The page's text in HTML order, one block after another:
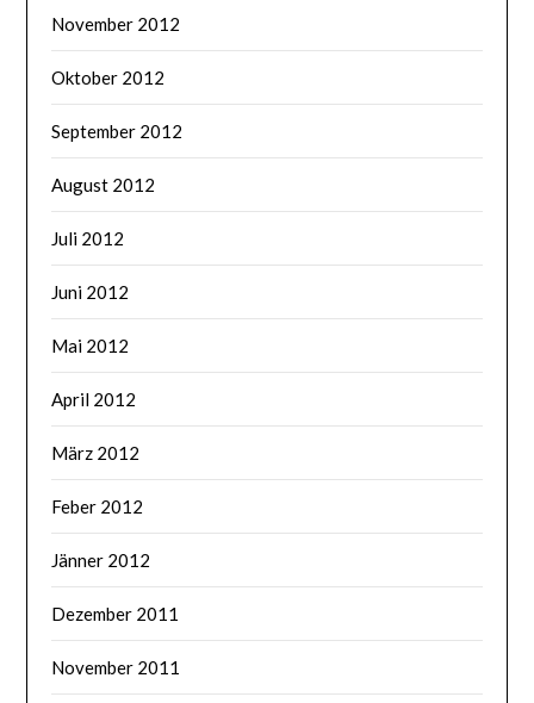
November 2012
Oktober 2012
September 2012
August 2012
Juli 2012
Juni 2012
Mai 2012
April 2012
März 2012
Feber 2012
Jänner 2012
Dezember 2011
November 2011